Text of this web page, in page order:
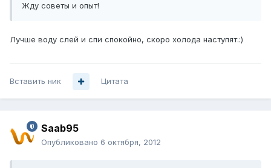
Жду советы и опыт!
Лучше воду слей и спи спокойно, скоро холода наступят.:)
Вставить ник Цитата
Saab95
Опубликовано 6 октября, 2012